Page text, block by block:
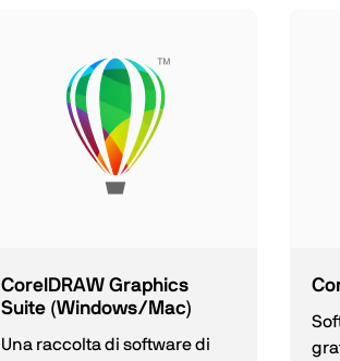
CorelDRAW Graphics
Suite (Windows/Mac)
Una raccolta di software di